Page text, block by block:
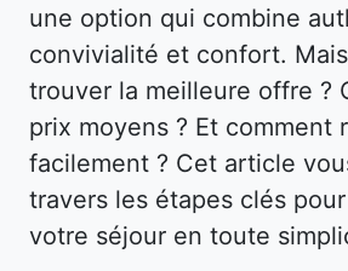
une option qui combine
convivialité et confort.
trouver la meilleure offre ?
prix moyens ? Et comment
facilement ? Cet article
travers les étapes clés
votre séjour en toute